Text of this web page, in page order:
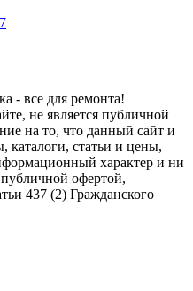
- все для ремонта!
не является публичной
на то, что данный сайт и
статьи и цены,
характер и ни
офертой,
437 (2) Гражданского